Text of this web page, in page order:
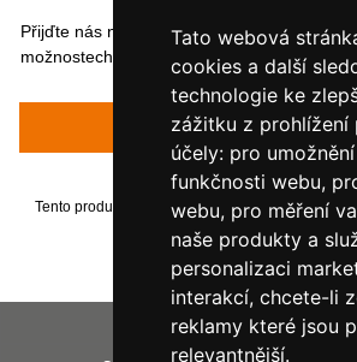
Tato webová
cookies a další
technologie ke
zážitku z prohlížení
účely: pro
funkčnosti webu,
webu, pro měření
naše produkty a
personalizaci
interakcí, chcete-li
reklamy které jsou
relevantnější.
Přijďte nás navštívit nebo nám zavolejte a
možnostech Vaší realizace
Napsat recenzi
Tento produkt byl přidán do našeho katalogu dne
Vaše IP adresa je: